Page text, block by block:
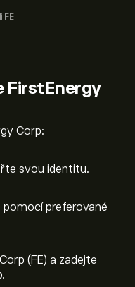
FE
FirstEnergy
Corp:
svou identitu.
pomocí preferované
(FE) a zadejte